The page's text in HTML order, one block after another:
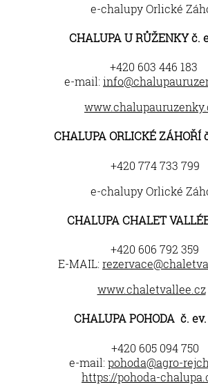
e-chalupy Orlické
CHALUPA U RŮŽENKY č.
+420 603 446 183
e-mail:
CHALUPA ORLICKÉ ZÁHOŘÍ
+420 774 733 799
e-chalupy Orlické
CHALUPA CHALET
+420 606 792 359
E-MAIL:
www.chaletvallee.cz
CHALUPA POHODA č.
+420 605 094 750
e-mail: pohoda@agro-
https://pohoda-